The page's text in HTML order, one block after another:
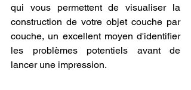
qui vous permettent de visualiser la
construction de votre objet couche par
couche, un excellent moyen d'identifier
les problèmes potentiels avant de
lancer une impression.